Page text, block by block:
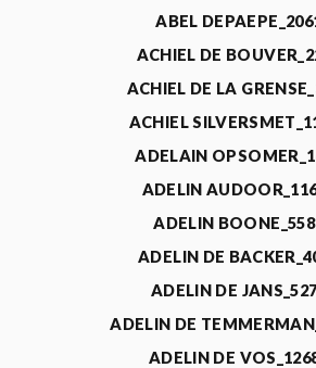
ABEL
ACHIEL DE
ACHIEL DE LA
ACHIEL
ADELAIN
ADELIN
ADELIN
ADELIN DE
ADELIN DE
ADELIN DE
ADELIN DE